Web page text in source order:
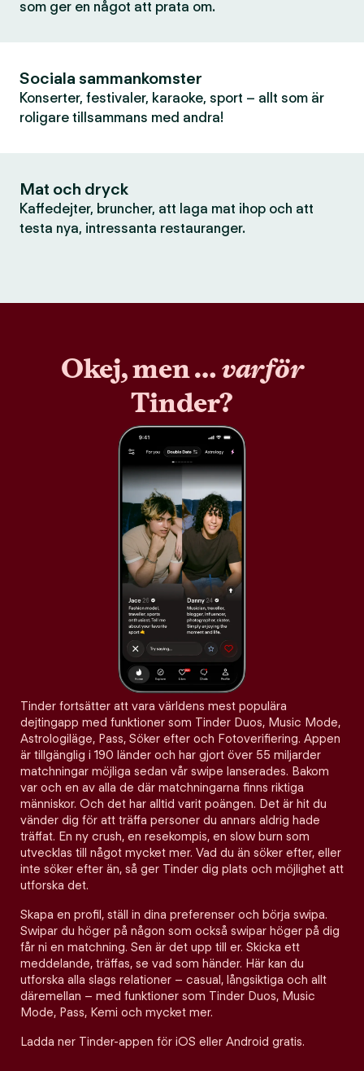
som ger en något att prata om.
Sociala sammankomster
Konserter, festivaler, karaoke, sport – allt som är
roligare tillsammans med andra!
Mat och dryck
Kaffedejter, bruncher, att laga mat ihop och att
testa nya, intressanta restauranger.
Okej, men …varför
Tinder?
Tinder fortsätter att vara världens mest populära
dejtingapp med funktioner som Tinder Duos, Music Mode,
Astrologiläge, Pass, Söker efter och Fotoverifiering. Appen
är tillgänglig i 190 länder och har gjort över 55 miljarder
matchningar möjliga sedan vår swipe lanserades. Bakom
var och en av alla de där matchningarna finns riktiga
människor. Och det har alltid varit poängen. Det är hit du
vänder dig för att träffa personer du annars aldrig hade
träffat. En ny crush, en resekompis, en slow burn som
utvecklas till något mycket mer. Vad du än söker efter, eller
inte söker efter än, så ger Tinder dig plats och möjlighet att
utforska det.
Skapa en profil, ställ in dina preferenser och börja swipa.
Swipar du höger på någon som också swipar höger på dig
får ni en matchning. Sen är det upp till er. Skicka ett
meddelande, träffas, se vad som händer. Här kan du
utforska alla slags relationer – casual, långsiktiga och allt
däremellan – med funktioner som Tinder Duos, Music
Mode, Pass, Kemi och mycket mer.
Ladda ner Tinder-appen för iOS eller Android gratis.